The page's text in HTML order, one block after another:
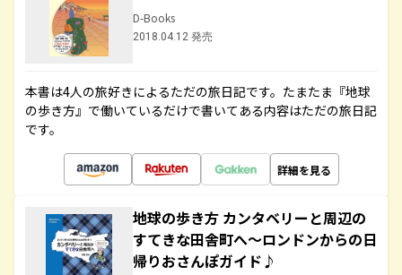
D-Books
2018.04.12 発売
本書は4人の旅好きによるただの旅日記です。たまたま『地球
の歩き方』で働いているだけで書いてある内容はただの旅日記
です。
詳細を見る
地球の歩き方 カンタベリーと周辺の
すてきな田舎町へ～ロンドンからの日
帰りおさんぽガイド♪